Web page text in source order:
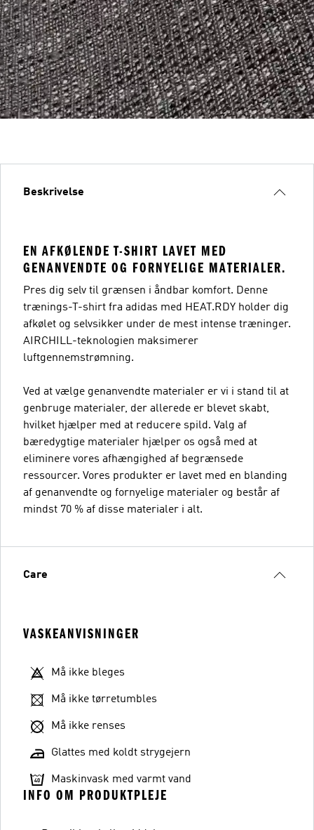
Beskrivelse
EN AFKØLENDE T-SHIRT LAVET MED
GENANVENDTE OG FORNYELIGE MATERIALER.
Pres dig selv til grænsen i åndbar komfort. Denne
trænings-T-shirt fra adidas med HEAT.RDY holder dig
afkølet og selvsikker under de mest intense træninger.
AIRCHILL-teknologien maksimerer
luftgennemstrømning.
Ved at vælge genanvendte materialer er vi i stand til at
genbruge materialer, der allerede er blevet skabt,
hvilket hjælper med at reducere spild. Valg af
bæredygtige materialer hjælper os også med at
eliminere vores afhængighed af begrænsede
ressourcer. Vores produkter er lavet med en blanding
af genanvendte og fornyelige materialer og består af
mindst 70 % af disse materialer i alt.
Care
VASKEANVISNINGER
Må ikke bleges
Må ikke tørretumbles
Må ikke renses
Glattes med koldt strygejern
Maskinvask med varmt vand
INFO OM PRODUKTPLEJE